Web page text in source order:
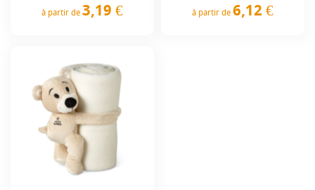
à partir de 3,19 € à partir de 6,12 €